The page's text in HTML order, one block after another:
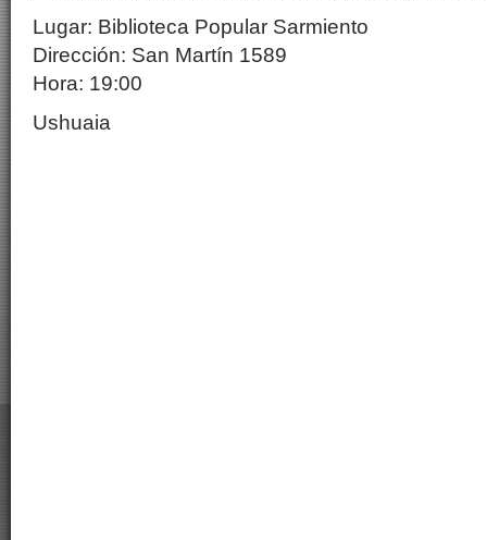
Lugar: Biblioteca Popular Sarmiento
Dirección: San Martín 1589
Hora: 19:00
Ushuaia